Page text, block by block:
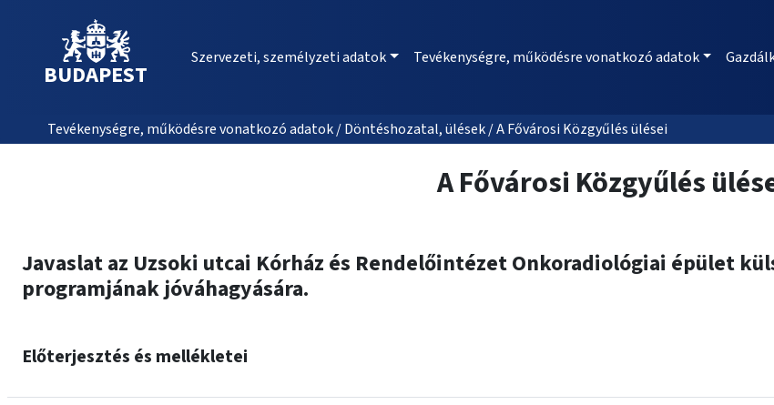
BUDAPEST
Szervezeti, személyzeti adatok Tevékenységre, működésre vonatkozó adatok
Tevékenységre, működésre vonatkozó adatok / Döntéshozatal, ülések / A Fővárosi Közgyűlés ülései
A Fővárosi Közgyűlés
Javaslat az Uzsoki utcai Kórház és Rendelőintézet Onkoradiológiai épület
programjának jóváhagyására.
Előterjesztés és mellékletei